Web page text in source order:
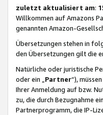
zuletzt aktualisiert am:
Willkommen auf Amazons
genannten Amazon-
Übersetzungen stehen in
den Übersetzungen gilt die
Natürliche oder juristische
oder ein „Partner“),
Ihrer Anmeldung auf bzw.
zu, die durch Bezugnahme
Partnerprogramm, die IP-